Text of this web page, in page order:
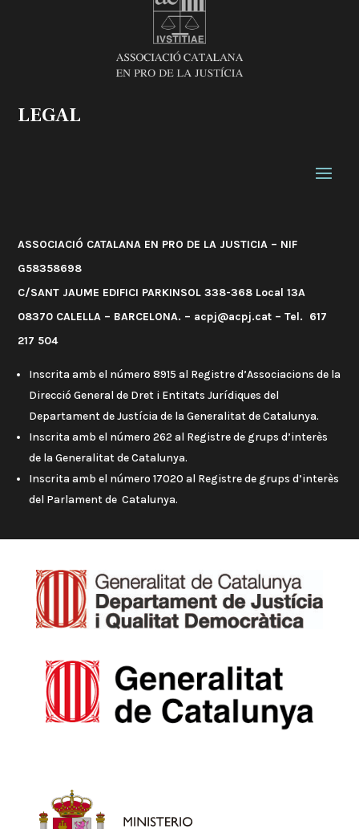
LEGAL
ASSOCIACIÓ CATALANA EN PRO DE LA JUSTICIA – NIF
G58358698
C/SANT JAUME EDIFICI PARKINSOL 338-368 Local 13A
08370 CALELLA – BARCELONA. – acpj@acpj.cat – Tel. 617
217 504
Inscrita amb el número 8915 al Registre d’Associacions de la
Direcció General de Dret i Entitats Jurídiques del
Departament de Justícia de la Generalitat de Catalunya.
Inscrita amb el número 262 al Registre de grups d’interès
de la Generalitat de Catalunya.
Inscrita amb el número 17020 al Registre de grups d’interès
del Parlament de Catalunya.